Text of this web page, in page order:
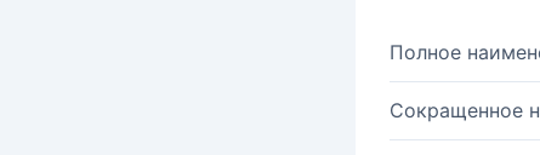
Полное
Сокращенное